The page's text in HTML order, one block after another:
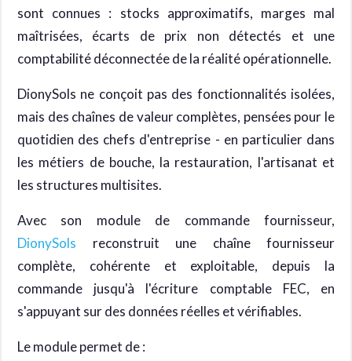
sont connues : stocks approximatifs, marges mal
maîtrisées, écarts de prix non détectés et une
comptabilité déconnectée de la réalité opérationnelle.
DionySols ne conçoit pas des fonctionnalités isolées,
mais des chaînes de valeur complètes, pensées pour le
quotidien des chefs d'entreprise - en particulier dans
les métiers de bouche, la restauration, l'artisanat et
les structures multisites.
Avec son module de commande fournisseur,
DionySols reconstruit une chaîne fournisseur
complète, cohérente et exploitable, depuis la
commande jusqu'à l'écriture comptable FEC, en
s'appuyant sur des données réelles et vérifiables.
Le module permet de :